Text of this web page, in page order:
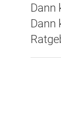
Dann
Dann